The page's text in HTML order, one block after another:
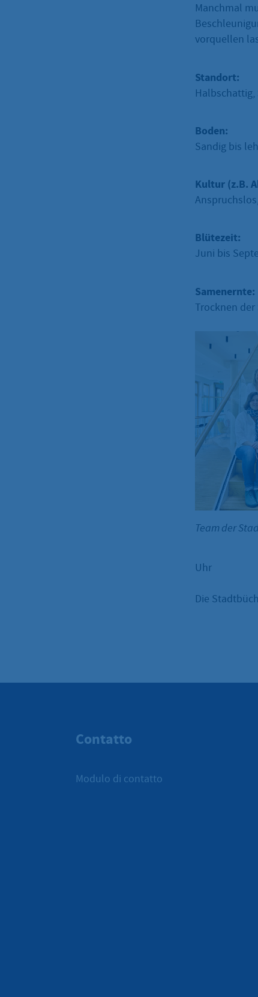
Manchmal
vorquellen
Standort:
Halbschattig,
Boden:
Sandig bis
Kultur (z.B.
Blütezeit:
Juni bis
Samenernte:
Trocknen der
Team der
Uhr
Die
Contatto
Modulo di contatto